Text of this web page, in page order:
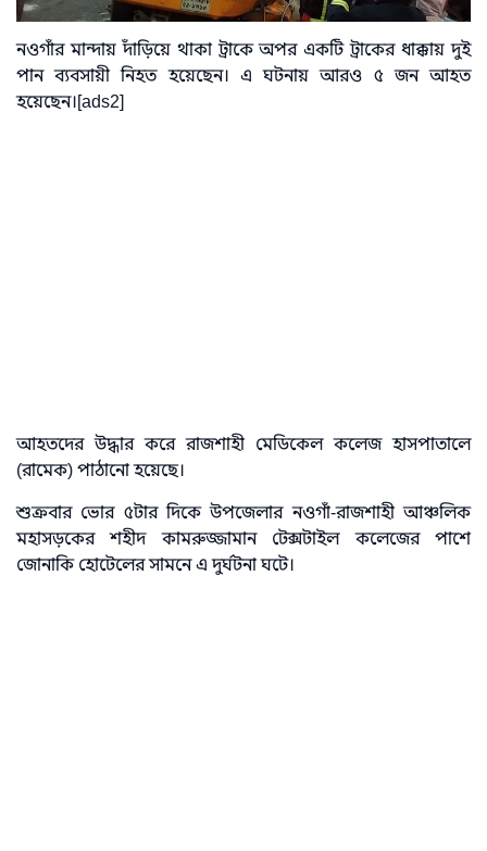
নওগাঁর মান্দায় দাঁড়িয়ে থাকা ট্রাকে অপর একটি ট্রাকের ধাক্কায় দুই
পান ব্যবসায়ী নিহত হয়েছেন। এ ঘটনায় আরও ৫ জন আহত
হয়েছেন।[ads2]
আহতদের উদ্ধার করে রাজশাহী মেডিকেল কলেজ হাসপাতালে
(রামেক) পাঠানো হয়েছে।
শুক্রবার ভোর ৫টার দিকে উপজেলার নওগাঁ-রাজশাহী আঞ্চলিক
মহাসড়কের শহীদ কামরুজ্জামান টেক্সটাইল কলেজের পাশে
জোনাকি হোটেলের সামনে এ দুর্ঘটনা ঘটে।